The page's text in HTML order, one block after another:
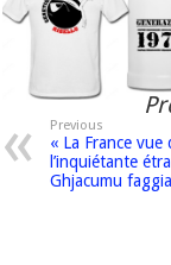
Previous
« La France vue
l’inquiétante
Ghjacumu